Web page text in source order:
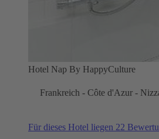
Hotel Nap By HappyCulture
Frankreich - Côte d'Azur -
Für dieses Hotel liegen 22